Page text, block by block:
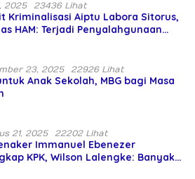
2025 23436 Lihat
Kriminalisasi Aiptu Labora Sitorus,
HAM: Terjadi Penyalahgunaan
23, 2025 22926 Lihat
Anak Sekolah, MBG bagi Masa
21, 2025 22202 Lihat
Immanuel Ebenezer
KPK, Wilson Lalengke: Banyak